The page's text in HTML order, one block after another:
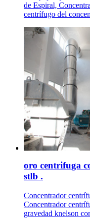
de Espiral,
centrífugo del
oro centrifuga
stlb .
Concentrador
Concentrador
gravedad knelson